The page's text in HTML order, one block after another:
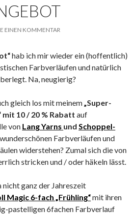
EINEN KOMMENTAR
hab ich mir wieder ein (hoffentlich)
Farbverläufen und natürlich
Na, neugierig?
gleich los mit meinem„Super-
10 / 20 % Rabatt auf
von Lang Yarns und Schoppel-
Farbverläufen und
widerstehen? Zumal sich die von
stricken und / oder häkeln lässt.
nicht ganz der Jahreszeit
Magic 6-fach „Frühling“mit ihren
pastelligen 6fachen Farbverlauf